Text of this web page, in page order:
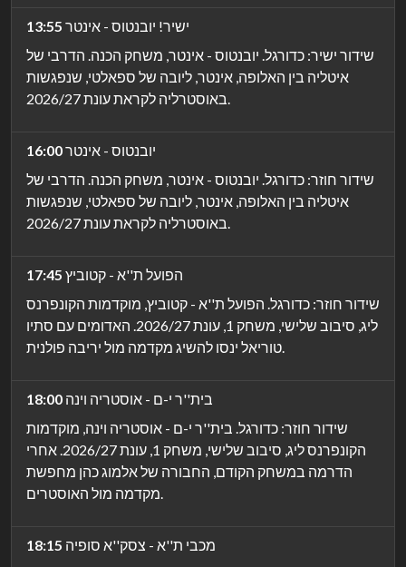
13:55 ישיר! יובנטוס - אינטר
שידור ישיר: כדורגל. יובנטוס - אינטר, משחק הכנה. הדרבי של
איטליה בין האלופה, אינטר, ליובה של ספאלטי, שנפגשות
באוסטרליה לקראת עונת 2026/27.
16:00יובנטוס - אינטר
שידור חוזר: כדורגל. יובנטוס - אינטר, משחק הכנה. הדרבי של
איטליה בין האלופה, אינטר, ליובה של ספאלטי, שנפגשות
באוסטרליה לקראת עונת 2026/27.
17:45 הפועל ת''א - קטוביץ
שידור חוזר: כדורגל. הפועל ת''א - קטוביץ, מוקדמות הקונפרנס
ליג, סיבוב שלישי, משחק 1, עונת 2026/27. האדומים עם סתיו
טוריאל ינסו להשיג מקדמה מול יריבה פולנית.
18:00 בית''ר י-ם - אוסטריה וינה
שידור חוזר: כדורגל. בית''ר י-ם - אוסטריה וינה, מוקדמות
הקונפרנס ליג, סיבוב שלישי, משחק 1, עונת 2026/27. אחרי
הדרמה במשחק הקודם, החבורה של אלמוג כהן מחפשת
מקדמה מול האוסטרים.
18:15 מכבי ת''א - צסק''א סופיה